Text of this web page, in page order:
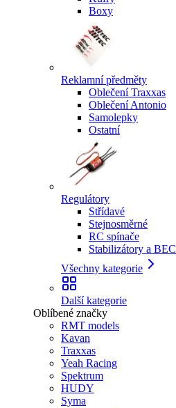
Boxy
Reklamní předměty
Oblečení Traxxas
Oblečení Antonio
Samolepky
Ostatní
Regulátory
Střídavé
Stejnosměrné
RC spínače
Stabilizátory a BEC
Všechny kategorie
Další kategorie
Oblíbené značky
RMT models
Kavan
Traxxas
Yeah Racing
Spektrum
HUDY
Syma